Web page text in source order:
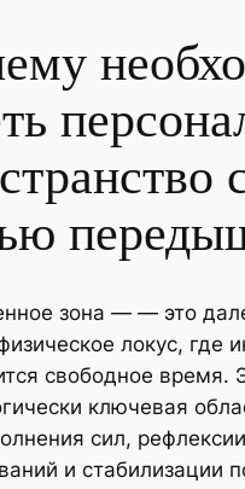
зона — — это
локус, где
свободное время.
ключевая
сил, рефлексии
и стабилизации